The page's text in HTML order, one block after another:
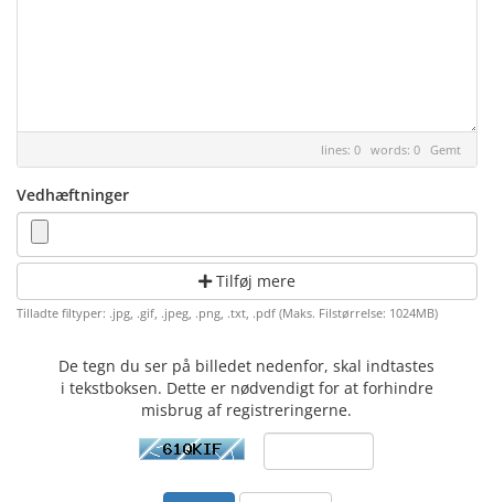
lines: 0 words: 0 Gemt
Vedhæftninger
Tilføj mere
Tilladte filtyper: .jpg, .gif, .jpeg, .png, .txt, .pdf (Maks. Filstørrelse: 1024MB)
De tegn du ser på billedet nedenfor, skal indtastes
i tekstboksen. Dette er nødvendigt for at forhindre
misbrug af registreringerne.